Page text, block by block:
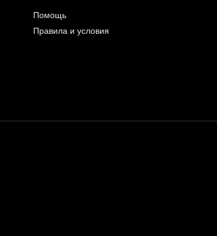
Помощь
Правила и условия